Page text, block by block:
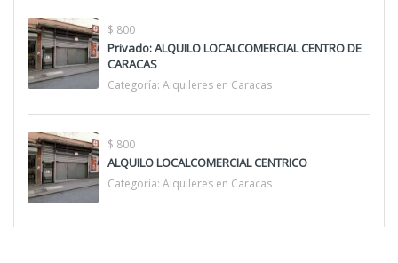
$ 800
Privado: ALQUILO LOCALCOMERCIAL CENTRO DE
CARACAS
Categoría: Alquileres en Caracas
$ 800
ALQUILO LOCALCOMERCIAL CENTRICO
Categoría: Alquileres en Caracas